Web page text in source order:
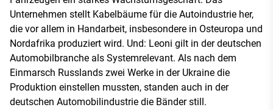
Unternehmen stellt Kabelbäume für die Autoindustrie her,
die vor allem in Handarbeit, insbesondere in Osteuropa und
Nordafrika produziert wird. Und: Leoni gilt in der deutschen
Automobilbranche als Systemrelevant. Als nach dem
Einmarsch Russlands zwei Werke in der Ukraine die
Produktion einstellen mussten, standen auch in der
deutschen Automobilindustrie die Bänder still.